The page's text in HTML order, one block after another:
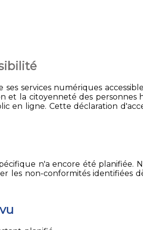
ses services numériques
et la citoyenneté des personnes
en ligne. Cette déclaration
n'a encore été
les non-conformités identifiées